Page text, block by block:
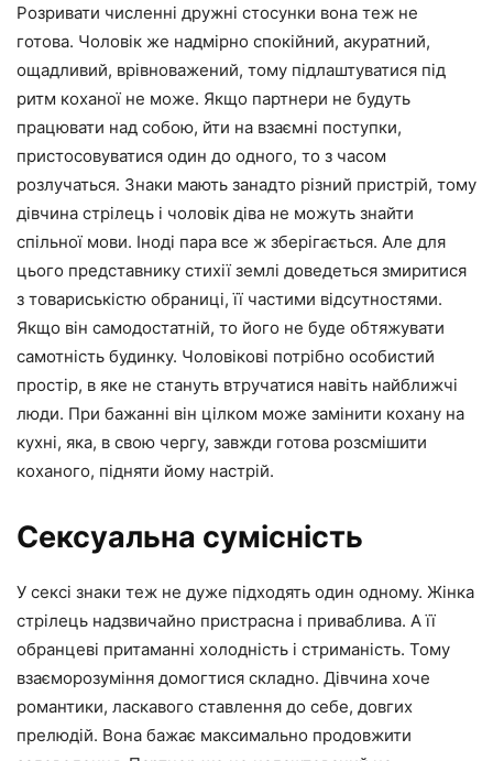
Розривати численні дружні стосунки вона теж не
готова. Чоловік же надмірно спокійний, акуратний,
ощадливий, врівноважений, тому підлаштуватися під
ритм коханої не може. Якщо партнери не будуть
працювати над собою, йти на взаємні поступки,
пристосовуватися один до одного, то з часом
розлучаться. Знаки мають занадто різний пристрій, тому
дівчина стрілець і чоловік діва не можуть знайти
спільної мови. Іноді пара все ж зберігається. Але для
цього представнику стихії землі доведеться змиритися
з товариськістю обраниці, її частими відсутностями.
Якщо він самодостатній, то його не буде обтяжувати
самотність будинку. Чоловікові потрібно особистий
простір, в яке не стануть втручатися навіть найближчі
люди. При бажанні він цілком може замінити кохану на
кухні, яка, в свою чергу, завжди готова розсмішити
коханого, підняти йому настрій.
Сексуальна сумісність
У сексі знаки теж не дуже підходять один одному. Жінка
стрілець надзвичайно пристрасна і приваблива. А її
обранцеві притаманні холодність і стриманість. Тому
взаєморозуміння домогтися складно. Дівчина хоче
романтики, ласкавого ставлення до себе, довгих
прелюдій. Вона бажає максимально продовжити